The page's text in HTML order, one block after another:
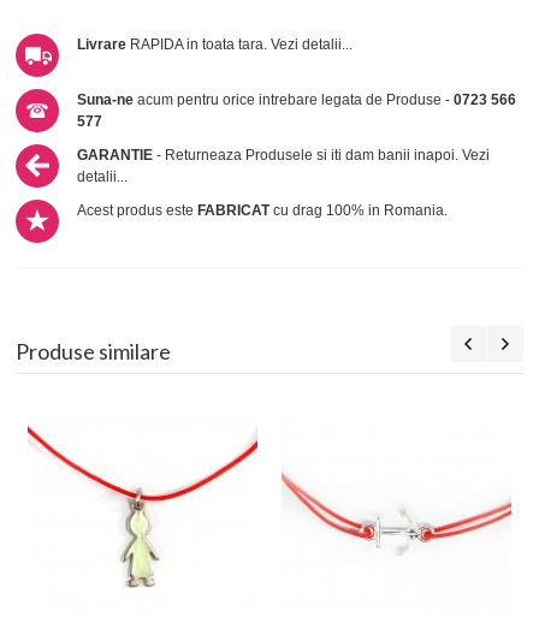
Livrare RAPIDA in toata tara.Vezi detalii...
Suna-ne acum pentru orice intrebare legata de Produse -0723 566
577
GARANTIE - Returneaza Produsele si iti dam banii inapoi.Vezi
detalii...
Acest produs esteFABRICATcu drag 100% in Romania.
Produse similare